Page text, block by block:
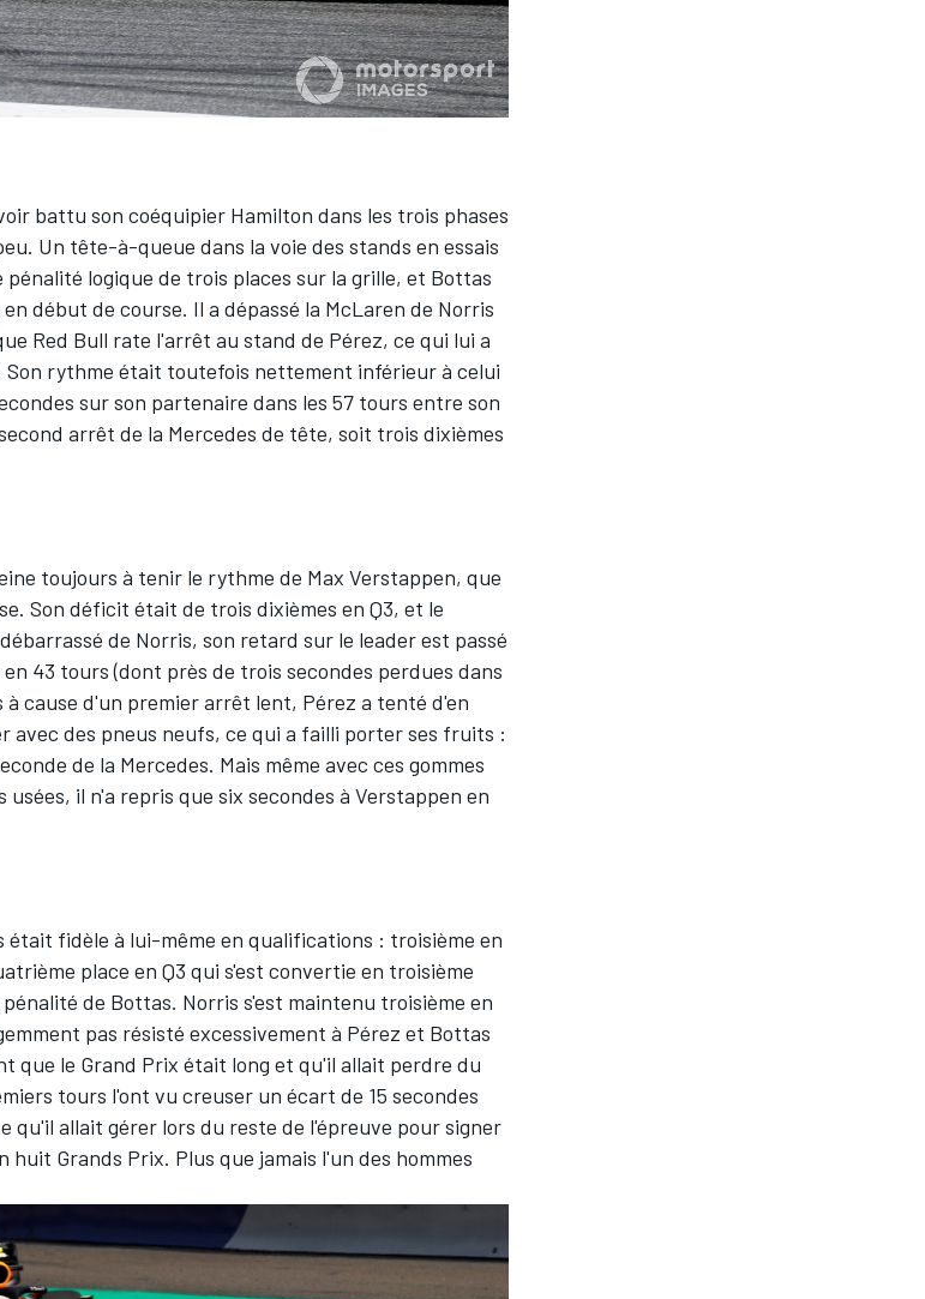
battu son coéquipier Hamilton dans les trois phases
Un tête-à-queue dans la voie des stands en essais
logique de trois places sur la grille, et Bottas
début de course. Il a dépassé la McLaren de Norris
Red Bull rate l'arrêt au stand de Pérez, ce qui lui a
Son rythme était toutefois nettement inférieur à celui
sur son partenaire dans les 57 tours entre son
arrêt de la Mercedes de tête, soit trois dixièmes
toujours à tenir le rythme de Max Verstappen, que
Son déficit était de trois dixièmes en Q3, et le
de Norris, son retard sur le leader est passé
en 43 tours (dont près de trois secondes perdues dans
à cause d'un premier arrêt lent, Pérez a tenté d'en
avec des pneus neufs, ce qui a failli porter ses fruits :
de la Mercedes. Mais même avec ces gommes
il n'a repris que six secondes à Verstappen en
était fidèle à lui-même en qualifications : troisième en
place en Q3 qui s'est convertie en troisième
de Bottas. Norris s'est maintenu troisième en
pas résisté excessivement à Pérez et Bottas
que le Grand Prix était long et qu'il allait perdre du
tours l'ont vu creuser un écart de 15 secondes
qu'il allait gérer lors du reste de l'épreuve pour signer
huit Grands Prix. Plus que jamais l'un des hommes